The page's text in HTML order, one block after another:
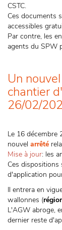
CSTC.
Ces documents
accessibles
Par contre, les
agents du SPW
Un
chantier
26/02/
Le 16 décembre
nouvel arrêté
Mise à jour: les
Ces
d'application
Il entrera en
wallonnes (
L'AGW abroge,
dernier reste